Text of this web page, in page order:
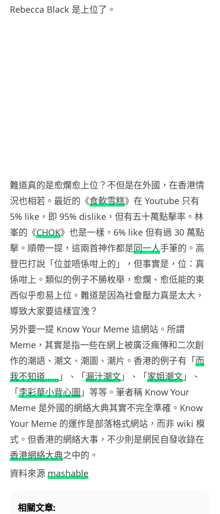
Rebecca Black 是上位了。
難道真的是愈爛愈上位？不但是在外國，在香港情
況也相若。最近的《食軟雪糕》在 Youtube 只有
5% like，即 95% dislike，但有五十萬點擊率。林
峯的《CHOK》也是一樣，6% like 但有過 30 萬點
擊。順帶一提，這兩首神作都是同一人手筆的。高
登巴打說「位並唔係咁上的」，但事實是，位：真
係咁上。類似的例子不勝枚舉，愈爛、愈低能的東
西似乎愈易上位。難道是因為社會壓力真是太大，
導致大家要這樣宣洩？
另外要一提 Know Your Meme 這網站。所謂
Meme，其實是指一些在網上被廣泛瘋傳和二次創
作的潮語、潮文、潮圖、潮片。香港的例子有「而
我不知道…… 」、「漏汁潮文 」、「家姐潮文 」、
「李彩華小背心圖 」等等。筆者稱 Know Your
Meme 是外國的網絡大典其實不完全準確。Know
Your Meme 的運作是部落格式網站，而非 wiki 模
式。但香港的網絡大事，不少則是網民自發收錄在
香港網絡大典之中的。
資料來源 mashable
相關文章: